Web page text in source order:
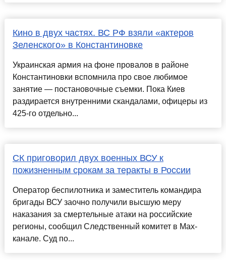
Кино в двух частях. ВС РФ взяли «актеров
Зеленского» в Константиновке
Украинская армия на фоне провалов в районе
Константиновки вспомнила про свое любимое
занятие — постановочные съемки. Пока Киев
раздирается внутренними скандалами, офицеры из
425-го отдельно...
СК приговорил двух военных ВСУ к
пожизненным срокам за теракты в России
Оператор беспилотника и заместитель командира
бригады ВСУ заочно получили высшую меру
наказания за смертельные атаки на российские
регионы, сообщил Следственный комитет в Max-
канале. Суд по...